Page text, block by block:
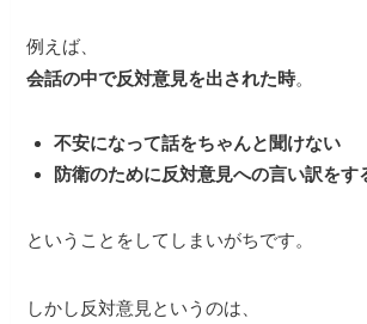
例えば、
会話の中で反対意見を出された時。
不安になって話をちゃんと聞けない
防衛のために反対意見への言い訳をす
ということをしてしまいがちです。
しかし反対意見というのは、